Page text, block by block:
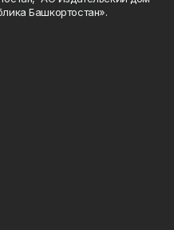
Башкортостан».